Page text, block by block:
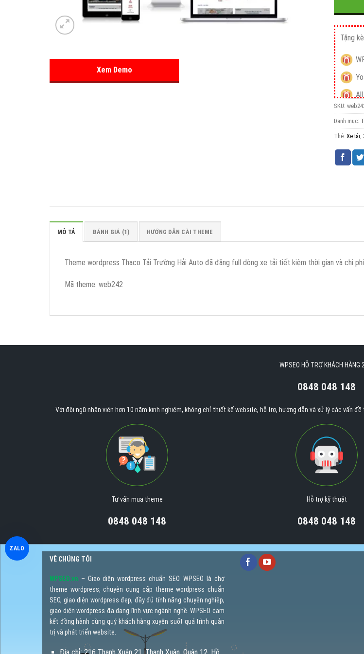
Xem Demo
Tặng
SKU:
Danh mục:
Thẻ: Xe tải
MÔ TẢ ĐÁNH GIÁ (1) HƯỚNG DẪN CÀI THEME
Theme wordpress Thaco Tải Trường Hải Auto đã đăng full dòng xe tải tiết kiệm thời gian và chi
Mã theme: web242
WPSEO HỖ TRỢ KHÁCH HÀNG
0848 048 148
Với đội ngũ nhân viên hơn 10 năm kinh nghiệm, không chỉ thiết kế website, hỗ trợ, hướng dẫn và xử lý các vấn
Tư vấn mua theme
0848 048 148
Hỗ trợ kỹ thuật
0848 048 148
VỀ CHÚNG TÔI
WPSEO.vn – Giao diện wordpress chuẩn SEO. WPSEO là chợ
theme wordpress, chuyên cung cấp theme wordpress chuẩn
SEO, giao diện wordpress đẹp, đầy đủ tính năng chuyên nghiệp,
giao diện wordpress đa dạng lĩnh vực ngành nghề. WPSEO cam
kết đồng hành cùng quý khách hàng xuyên suốt quá trình quản
trị và phát triển website.
ZALO